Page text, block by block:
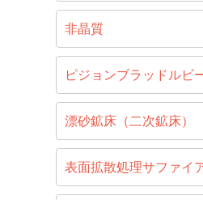
非晶質
ピジョンブラッドルビ
漂砂鉱床（二次鉱床）
表面拡散処理サファイ